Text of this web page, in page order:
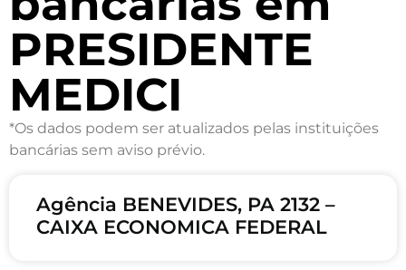
PRESIDENTE
MEDICI
*Os dados podem ser atualizados pelas instituições
bancárias sem aviso prévio.
Agência BENEVIDES, PA 2132 –
CAIXA ECONOMICA FEDERAL